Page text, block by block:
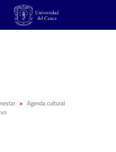
Agenda cultural